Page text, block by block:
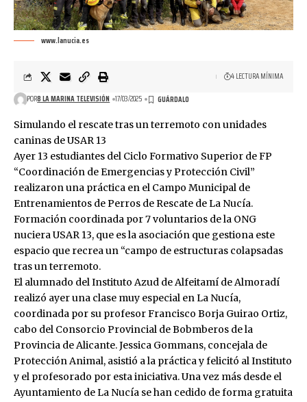
www.lanucia.es
POR8 LA MARINA TELEVISIÓN 17/03/2025
4 LECTURA MÍNIMA
Simulando el rescate tras un terremoto con unidades
caninas de USAR 13
Ayer 13 estudiantes del Ciclo Formativo Superior de FP
“Coordinación de Emergencias y Protección Civil”
realizaron una práctica en el Campo Municipal de
Entrenamientos de Perros de Rescate de La Nucía.
Formación coordinada por 7 voluntarios de la ONG
nuciera USAR 13, que es la asociación que gestiona este
espacio que recrea un “campo de estructuras colapsadas
tras un terremoto.
El alumnado del Instituto Azud de Alfeitamí de Almoradí
realizó ayer una clase muy especial en La Nucía,
coordinada por su profesor Francisco Borja Guirao Ortiz,
cabo del Consorcio Provincial de Bobmberos de la
Provincia de Alicante. Jessica Gommans, concejala de
Protección Animal, asistió a la práctica y felicitó al Instituto
y el profesorado por esta iniciativa. Una vez más desde el
Ayuntamiento de La Nucía se han cedido de forma gratuita